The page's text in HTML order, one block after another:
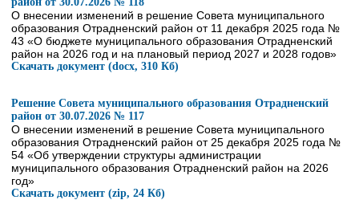
О внесении изменений в решение Совета муниципального
образования Отрадненский район от 11 декабря 2025 года №
43 «О бюджете муниципального образования Отрадненский
район на 2026 год и на плановый период 2027 и 2028 годов»
Скачать документ (docx, 310 Кб)
Решение Совета муниципального образования Отрадненский
район от 30.07.2026 № 117
О внесении изменений в решение Совета муниципального
образования Отрадненский район от 25 декабря 2025 года №
54 «Об утверждении структуры администрации
муниципального образования Отрадненский район на 2026
год»
Скачать документ (zip, 24 Кб)